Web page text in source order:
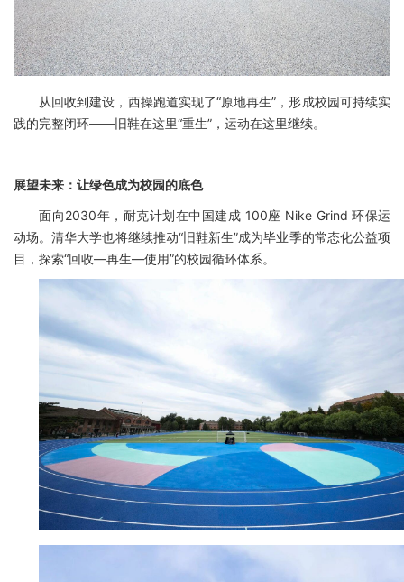
从回收到建设，西操跑道实现了“原地再生”，形成校园可持续实
践的完整闭环——旧鞋在这里“重生”，运动在这里继续。
展望未来：让绿色成为校园的底色
面向2030年，耐克计划在中国建成 100座 Nike Grind 环保运
动场。清华大学也将继续推动“旧鞋新生”成为毕业季的常态化公益项
目，探索“回收—再生—使用”的校园循环体系。